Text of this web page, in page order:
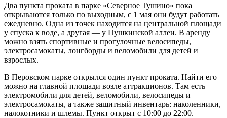
Два пункта проката в парке «Северное Тушино» пока
открываются только по выходным, с 1 мая они будут работать
ежедневно. Одна из точек находится на центральной площади
у спуска к воде, а другая — у Пушкинской аллеи. В аренду
можно взять спортивные и прогулочные велосипеды,
электросамокаты, лонгборды и веломобили для детей и
взрослых.
В Перовском парке открылся один пункт проката. Найти его
можно на главной площади возле аттракционов. Там есть
электромобили для детей, веломобили, велосипеды и
электросамокаты, а также защитный инвентарь: наколенники,
налокотники и шлемы. Пункт открыт с 10:00 до 22:00.